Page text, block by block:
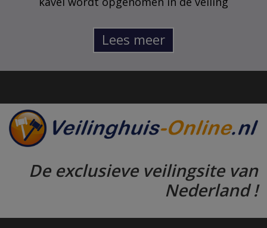
Lees meer
De exclusieve veilingsite van
Nederland !